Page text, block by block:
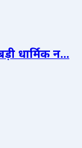
धार्मिक न...